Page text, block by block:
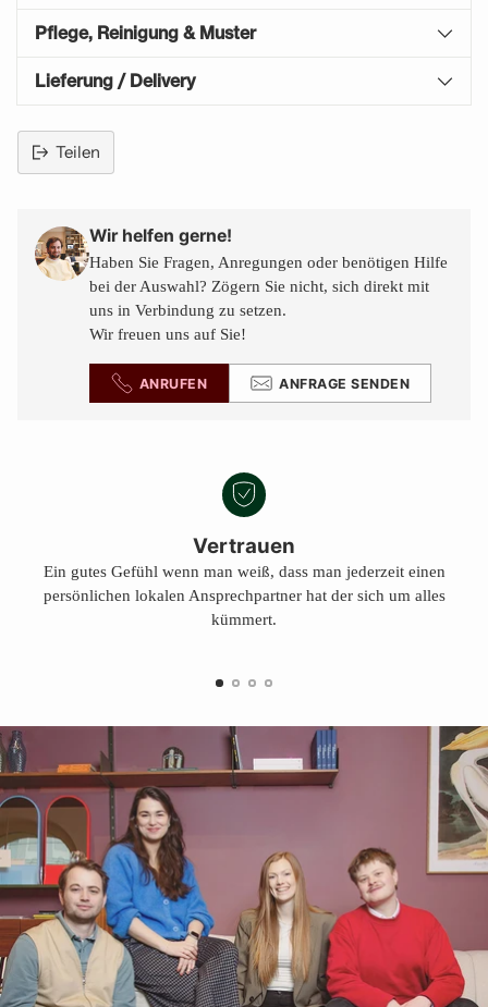
Pflege, Reinigung & Muster
Lieferung / Delivery
Teilen
den
Warenkorb
legen
Wir helfen gerne!
Haben Sie Fragen, Anregungen oder benötigen Hilfe
bei der Auswahl? Zögern Sie nicht, sich direkt mit
uns in Verbindung zu setzen.
Wir freuen uns auf Sie!
ANRUFEN ANFRAGE SENDEN
Vertrauen
Ein gutes Gefühl wenn man weiß, dass man jederzeit einen
persönlichen lokalen Ansprechpartner hat der sich um alles
kümmert.